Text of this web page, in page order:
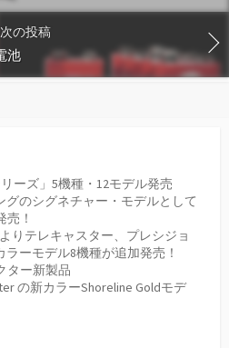
次の投稿
池
ーズ」5機種・12モデル発売
グのシグネチャー・モデルとして
売！
りテレキャスター、プレシジョ
ーモデル8機種が追加発売！
ター新製品
の新カラーShoreline Goldモデ